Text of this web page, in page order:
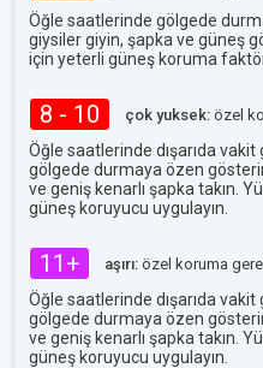
Öğle saatlerinde gölgede
giysiler giyin, şapka ve güneş
için yeterli güneş koruma
8 - 10 çok yuksek: özel
Öğle saatlerinde dışarıda vakit
gölgede durmaya özen
ve geniş kenarlı şapka takın.
güneş koruyucu uygulayın.
11+ aşırı: özel koruma
Öğle saatlerinde dışarıda vakit
gölgede durmaya özen
ve geniş kenarlı şapka takın.
güneş koruyucu uygulayın.